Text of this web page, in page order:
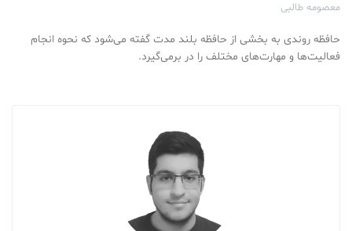
معصومه طالبی
حافظه روندی به بخشی از حافظه بلند مدت گفته می‌شود که نحوه انجام
فعالیت‌ها و مهارت‌های مختلف را در برمی‌گیرد.